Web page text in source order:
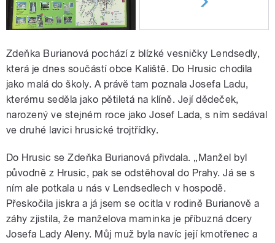
Zdeňka Burianová pochází z blízké vesničky Lendsedly,
která je dnes součástí obce Kaliště. Do Hrusic chodila
jako malá do školy. A právě tam poznala Josefa Ladu,
kterému seděla jako pětiletá na klíně. Její dědeček,
narozený ve stejném roce jako Josef Lada, s ním sedával
ve druhé lavici hrusické trojtřídky.
Do Hrusic se Zdeňka Burianová přivdala. „Manžel byl
původně z Hrusic, pak se odstěhoval do Prahy. Já se s
ním ale potkala u nás v Lendsedlech v hospodě.
Přeskočila jiskra a já jsem se ocitla v rodině Burianově a
záhy zjistila, že manželova maminka je příbuzná dcery
Josefa Lady Aleny. Můj muž byla navíc její kmotřenec a